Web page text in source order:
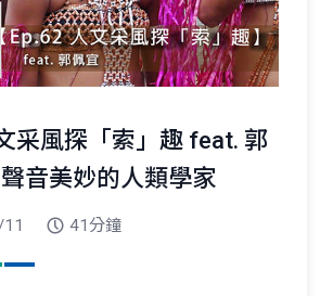
采風探「索」趣 feat. 郭
音美妙的人類學家
41分鐘